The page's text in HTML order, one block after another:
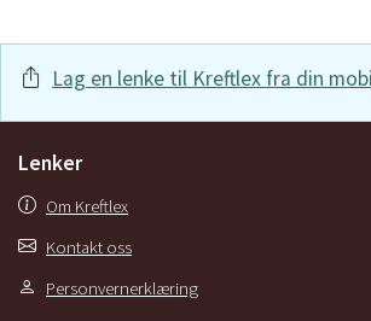
Lag en lenke til Kreftlex fra din
Lenker
Om Kreftlex
Kontakt oss
Personvernerklæring